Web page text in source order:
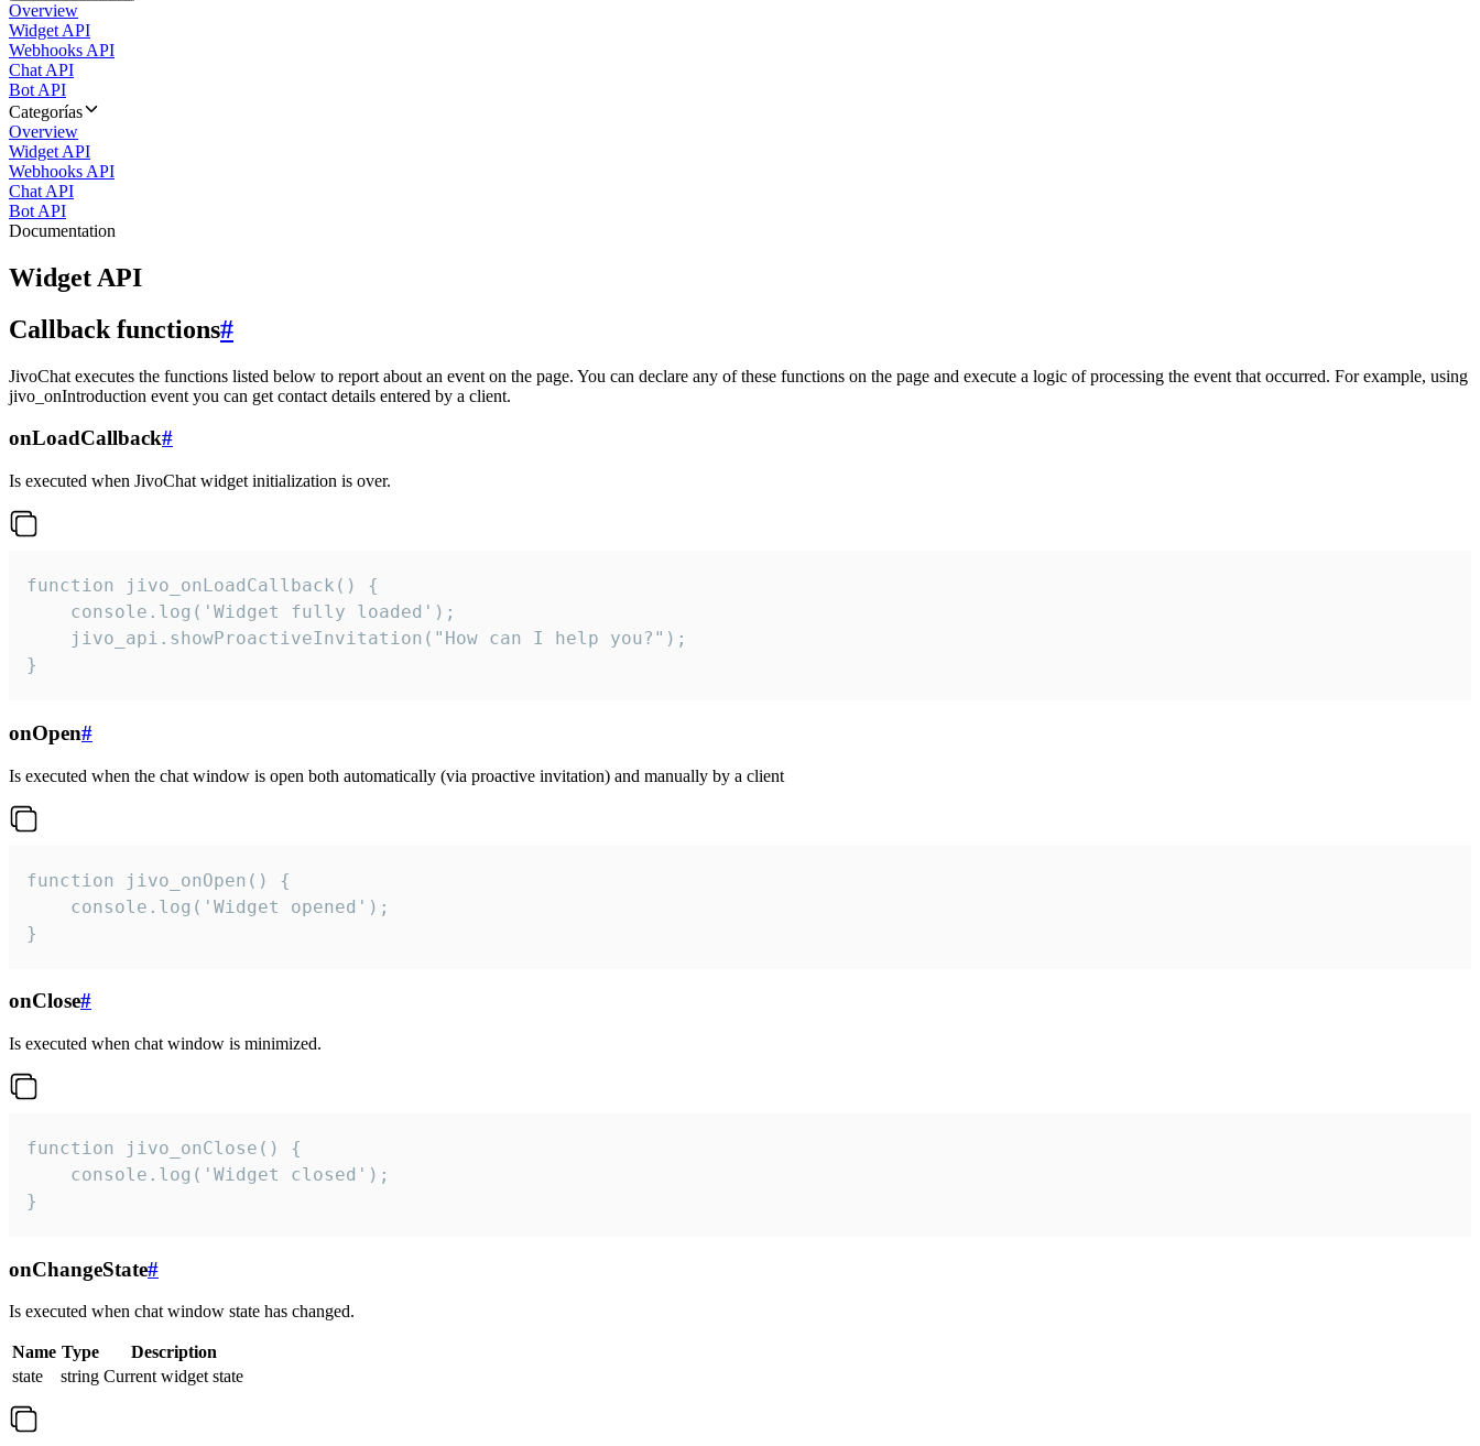
Overview
Widget API
Webhooks API
Chat API
Bot API
Categorías
Overview
Widget API
Webhooks API
Chat API
Bot API
Documentation
Widget API
Callback functions#
JivoChat executes the functions listed below to report about an event on the page. You can declare any of these functions on the page and execute a logic of processing the event that occurred. For example, using
jivo_onIntroduction event you can get contact details entered by a client.
onLoadCallback#
Is executed when JivoChat widget initialization is over.
function jivo_onLoadCallback() {
    console.log('Widget fully loaded');
    jivo_api.showProactiveInvitation("How can I help you?");
}
onOpen#
Is executed when the chat window is open both automatically (via proactive invitation) and manually by a client
function jivo_onOpen() {
    console.log('Widget opened');
}
onClose#
Is executed when chat window is minimized.
function jivo_onClose() {
    console.log('Widget closed');
}
onChangeState#
Is executed when chat window state has changed.
Name Type
Description
state
string Current widget state